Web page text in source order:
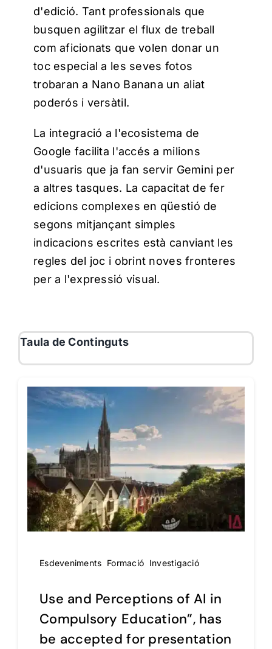
d'edició. Tant professionals que
busquen agilitzar el flux de treball
com aficionats que volen donar un
toc especial a les seves fotos
trobaran a Nano Banana un aliat
poderós i versàtil.
La integració a l'ecosistema de
Google facilita l'accés a milions
d'usuaris que ja fan servir Gemini per
a altres tasques. La capacitat de fer
edicions complexes en qüestió de
segons mitjançant simples
indicacions escrites està canviant les
regles del joc i obrint noves fronteres
per a l'expressió visual.
Taula de Continguts
Esdeveniments Formació Investigació
Use and Perceptions of AI in
Compulsory Education”, has
be accepted for presentation